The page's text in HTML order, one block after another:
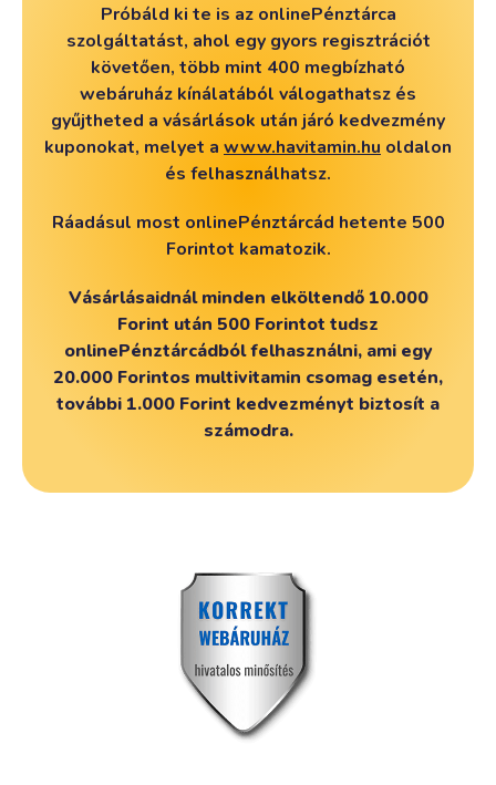
Próbáld ki te is az onlinePénztárca
szolgáltatást, ahol egy gyors regisztrációt
követően, több mint 400 megbízható
webáruház kínálatából válogathatsz és
gyűjtheted a vásárlások után járó kedvezmény
kuponokat, melyet a www.havitamin.hu oldalon
és felhasználhatsz.
Ráadásul most onlinePénztárcád hetente 500
Forintot kamatozik.
Vásárlásaidnál minden elköltendő 10.000
Forint után 500 Forintot tudsz
onlinePénztárcádból felhasználni, ami egy
20.000 Forintos multivitamin csomag esetén,
további 1.000 Forint kedvezményt biztosít a
számodra.